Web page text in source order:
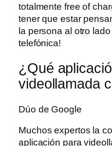
totalmente free of
tener que estar
la persona al otro
telefónica!
¿Qué
videollamada
Dúo de Google
Muchos expertos la
aplicación para